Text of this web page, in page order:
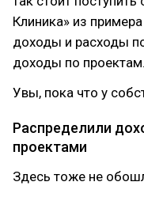
Клиника» из
доходы и расходы
доходы по проектам.
Увы, пока что у
Распределили
проектами
Здесь тоже не